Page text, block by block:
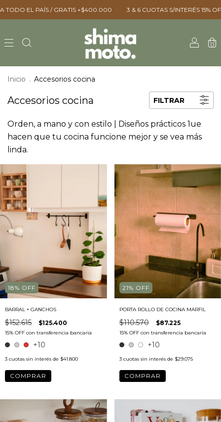
EL PAÍS / GRATIS +$400.000 ㅤㅤ 3 & 6 CUOTAS S/INTERÉS ㅤㅤ15% OFF
0
Inicio . Accesorios cocina
Accesorios cocina FILTRAR
Orden, a mano y con estilo | Diseños prácticos 1ue
hacen que tu cocina funcione mejor y se vea más
linda.
18% OFF
BARRAL + GANCHOS
$152.615 $125.400
+10
3 cuotas sin interés de $41.800
COMPRAR
21% OFF
PORTA ROLLO DE COCINA MARFIL
$110.570 $87.225
+10
3 cuotas sin interés de $29.075
COMPRAR